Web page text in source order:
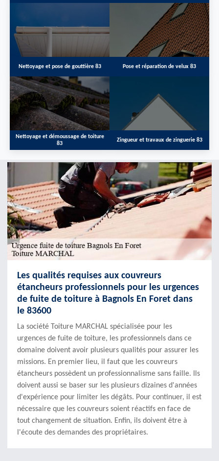
Nettoyage et pose de gouttière 83 Pose et réparation de velux 83
Nettoyage et démoussage de toiture
83
Zingueur et travaux de zinguerie 83
Les qualités requises aux couvreurs
étancheurs professionnels pour les urgences
de fuite de toiture à Bagnols En Foret dans
le 83600
La société Toiture MARCHAL spécialisée pour les
urgences de fuite de toiture, les professionnels dans ce
domaine doivent avoir plusieurs qualités pour assurer les
missions. En premier lieu, il faut que les couvreurs
étancheurs possèdent un professionnalisme sans faille. Ils
doivent aussi se baser sur les plusieurs dizaines d'années
d'expérience pour limiter les dégâts. Pour continuer, il est
nécessaire que les couvreurs soient réactifs en face de
tout changement de situation. Enfin, ils doivent être à
l'écoute des demandes des propriétaires.